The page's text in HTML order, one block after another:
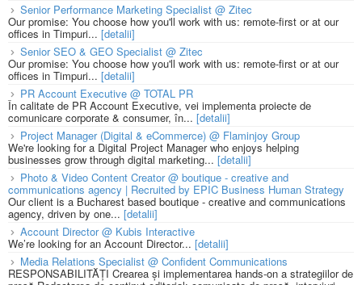
Senior Performance Marketing Specialist @ Zitec
Our promise: You choose how you'll work with us: remote-first or at our
offices in Timpuri... [detalii]
Senior SEO & GEO Specialist @ Zitec
Our promise: You choose how you'll work with us: remote-first or at our
offices in Timpuri... [detalii]
PR Account Executive @ TOTAL PR
În calitate de PR Account Executive, vei implementa proiecte de
comunicare corporate & consumer, în... [detalii]
Project Manager (Digital & eCommerce) @ Flaminjoy Group
We're looking for a Digital Project Manager who enjoys helping
businesses grow through digital marketing... [detalii]
Photo & Video Content Creator @ boutique - creative and
communications agency | Recruited by EPIC Business Human Strategy
Our client is a Bucharest based boutique - creative and communications
agency, driven by one... [detalii]
Account Director @ Kubis Interactive
We’re looking for an Account Director... [detalii]
Media Relations Specialist @ Confident Communications
RESPONSABILITĂȚI Crearea și implementarea hands-on a strategiilor de